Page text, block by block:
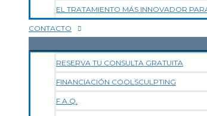
EL TRATAMIENTO MÁS INNOVADOR
CONTACTO
RESERVA TU CONSULTA GRATUITA
FINANCIACIÓN COOLSCULPTING
F.A.Q.